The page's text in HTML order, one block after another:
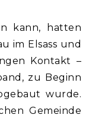
kann, hatten
im Elsass und
Kontakt –
zu Beginn
wurde.
Gemeinde